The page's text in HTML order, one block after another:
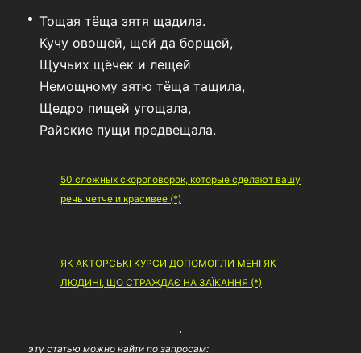
Тощая тёща зятя щадила.
Кучу овощей, щей да борщей,
Щучьих щёчек и лещей
Немощному зятю тёща тащила,
Щедро пищей угощала,
Райские пущи предвещала.
50 сложных скороговорок, которые сделают вашу
речь четче и красивее (*)
ЯК АКТОРСЬКІ КУРСИ ДОПОМОГЛИ МЕНІ ЯК
ЛЮДИНІ, ЩО СТРАЖДАЄ НА ЗАЇКАННЯ (*)
эту статью можно найти по запросам: